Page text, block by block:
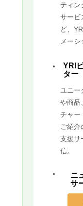
ティン
サービ
ど、
メーシ
YRI
ター
ユニー
や商品
チャー
ご紹介
支援サ
信。
ニ
サ